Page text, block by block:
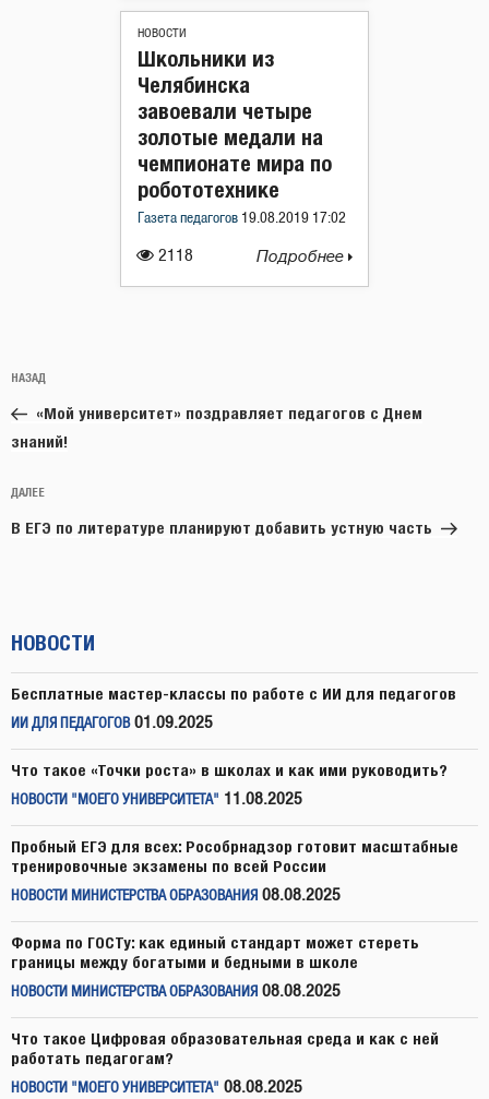
НОВОСТИ
2118
Школьники из
Челябинска
завоевали четыре
золотые медали на
чемпионате мира по
робототехнике
Газета педагогов 19.08.2019 17:02
Подробнее
по
записям
Предыдущая
запись:
НАЗАД
«Мой университет» поздравляет педагогов с Днем
знаний!
Следующая
запись
ДАЛЕЕ
В ЕГЭ по литературе планируют добавить устную часть
НОВОСТИ
Бесплатные мастер-классы по работе с ИИ для педагогов
ИИ ДЛЯ ПЕДАГОГОВ 01.09.2025
Что такое «Точки роста» в школах и как ими руководить?
НОВОСТИ "МОЕГО УНИВЕРСИТЕТА" 11.08.2025
Пробный ЕГЭ для всех: Рособрнадзор готовит масштабные
тренировочные экзамены по всей России
НОВОСТИ МИНИСТЕРСТВА ОБРАЗОВАНИЯ 08.08.2025
Форма по ГОСТу: как единый стандарт может стереть
границы между богатыми и бедными в школе
НОВОСТИ МИНИСТЕРСТВА ОБРАЗОВАНИЯ 08.08.2025
Что такое Цифровая образовательная среда и как с ней
работать педагогам?
НОВОСТИ "МОЕГО УНИВЕРСИТЕТА" 08.08.2025